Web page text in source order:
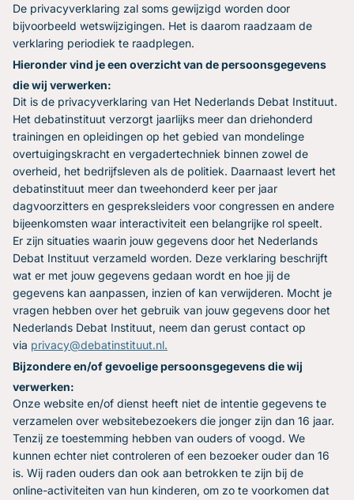
De privacyverklaring zal soms gewijzigd worden door
bijvoorbeeld wetswijzigingen. Het is daarom raadzaam de
verklaring periodiek te raadplegen.
Hieronder vind je een overzicht van de persoonsgegevens
die wij verwerken:
Dit is de privacyverklaring van Het Nederlands Debat Instituut.
Het debatinstituut verzorgt jaarlijks meer dan driehonderd
trainingen en opleidingen op het gebied van mondelinge
overtuigingskracht en vergadertechniek binnen zowel de
overheid, het bedrijfsleven als de politiek. Daarnaast levert het
debatinstituut meer dan tweehonderd keer per jaar
dagvoorzitters en gespreksleiders voor congressen en andere
bijeenkomsten waar interactiviteit een belangrijke rol speelt.
Er zijn situaties waarin jouw gegevens door het Nederlands
Debat Instituut verzameld worden. Deze verklaring beschrijft
wat er met jouw gegevens gedaan wordt en hoe jij de
gegevens kan aanpassen, inzien of kan verwijderen. Mocht je
vragen hebben over het gebruik van jouw gegevens door het
Nederlands Debat Instituut, neem dan gerust contact op
via privacy@debatinstituut.nl.
Bijzondere en/of gevoelige persoonsgegevens die wij
verwerken:
Onze website en/of dienst heeft niet de intentie gegevens te
verzamelen over websitebezoekers die jonger zijn dan 16 jaar.
Tenzij ze toestemming hebben van ouders of voogd. We
kunnen echter niet controleren of een bezoeker ouder dan 16
is. Wij raden ouders dan ook aan betrokken te zijn bij de
online-activiteiten van hun kinderen, om zo te voorkomen dat